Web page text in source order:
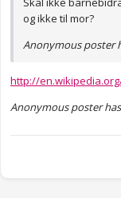
og ikke til mor?
Anonymous poster
http://
Anonymous poster